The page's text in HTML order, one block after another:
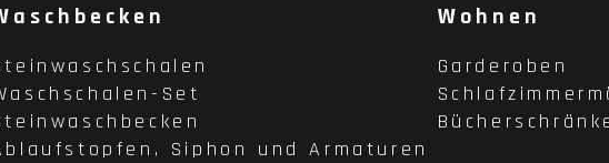
Set
Siphon und Armaturen
Wohnen
Garderoben